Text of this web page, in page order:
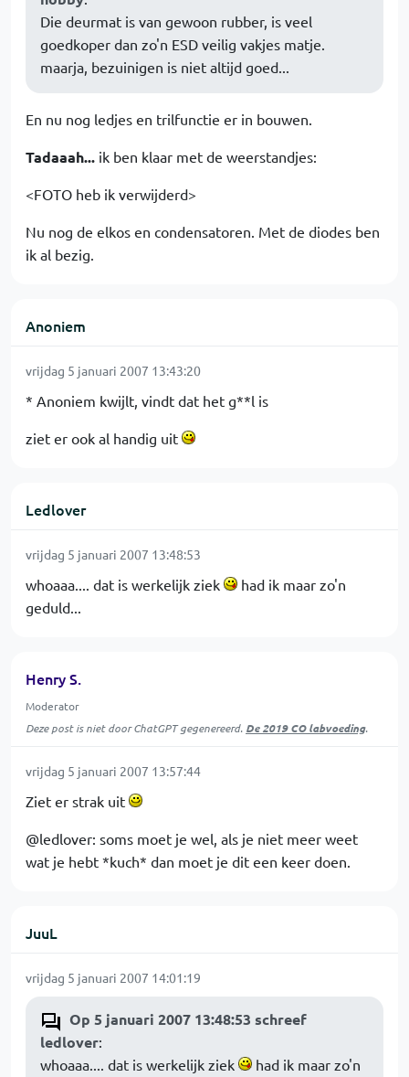
Die deurmat is van gewoon rubber, is veel
goedkoper dan zo'n ESD veilig vakjes matje.
maarja, bezuinigen is niet altijd goed...
En nu nog ledjes en trilfunctie er in bouwen.
Tadaaah... ik ben klaar met de weerstandjes:
<FOTO heb ik verwijderd>
Nu nog de elkos en condensatoren. Met de diodes ben
ik al bezig.
Anoniem
vrijdag 5 januari 2007 13:43:20
* Anoniem kwijlt, vindt dat het g**l is
ziet er ook al handig uit
Ledlover
vrijdag 5 januari 2007 13:48:53
whoaaa.... dat is werkelijk ziek
had ik maar zo'n
geduld...
Henry S.
Moderator
Deze post is niet door ChatGPT gegenereerd. De 2019 CO labvoeding.
vrijdag 5 januari 2007 13:57:44
Ziet er strak uit
@ledlover: soms moet je wel, als je niet meer weet
wat je hebt *kuch* dan moet je dit een keer doen.
JuuL
vrijdag 5 januari 2007 14:01:19
Op 5 januari 2007 13:48:53 schreef
ledlover:
whoaaa.... dat is werkelijk ziek
had ik maar zo'n